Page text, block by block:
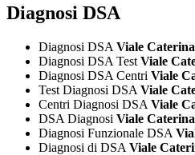
Diagnosi DSA
Diagnosi DSA Viale
Diagnosi DSA Test Viale
Diagnosi DSA Centri Viale
Test Diagnosi DSA Viale
Centri Diagnosi DSA Viale
DSA Diagnosi Viale
Diagnosi Funzionale DSA
Diagnosi di DSA Viale